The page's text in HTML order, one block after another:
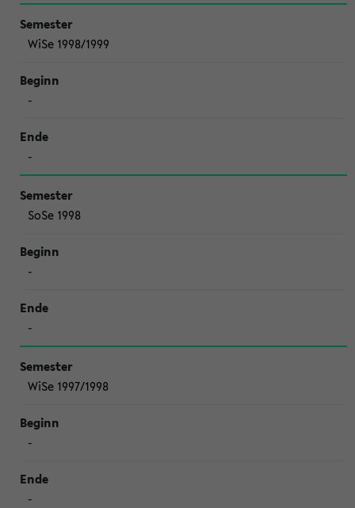
WiSe 1998/1999
-
-
SoSe 1998
-
-
WiSe 1997/1998
-
-